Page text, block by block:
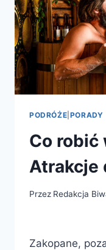
PODRÓŻE PORADY
Co robić
Atrakcje
Przez Redakcja
Zakopane,